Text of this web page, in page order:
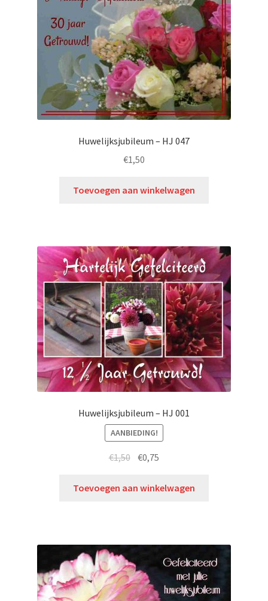
Huwelijksjubileum – HJ 047
€1,50
Toevoegen aan winkelwagen
Huwelijksjubileum – HJ 001
AANBIEDING!
€1,50 €0,75
Toevoegen aan winkelwagen